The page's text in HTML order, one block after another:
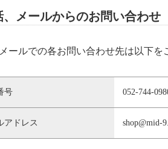
、メールからのお問い合わせ
ールでの各お問い合わせ先は以下を
号 052-744-
アドレス shop@mid-